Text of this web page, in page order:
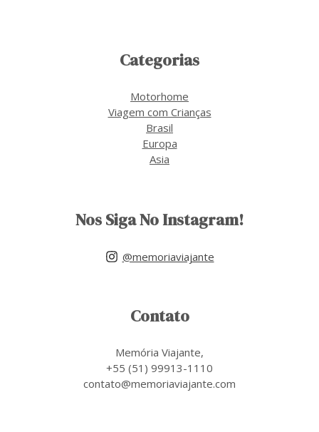
Categorias
Motorhome
Viagem com Crianças
Brasil
Europa
Asia
Nos Siga No Instagram!
@memoriaviajante
Contato
Memória Viajante,
+55 (51) 99913-1110
contato@memoriaviajante.com